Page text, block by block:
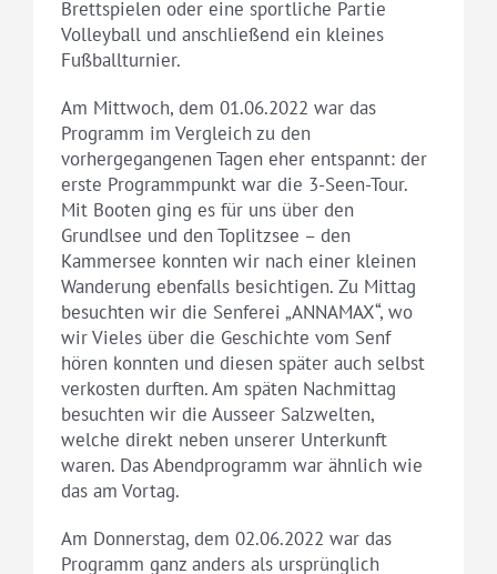
Brettspielen oder eine sportliche Partie
Volleyball und anschließend ein kleines
Fußballturnier.
Am Mittwoch, dem 01.06.2022 war das
Programm im Vergleich zu den
vorhergegangenen Tagen eher entspannt: der
erste Programmpunkt war die 3-Seen-Tour.
Mit Booten ging es für uns über den
Grundlsee und den Toplitzsee – den
Kammersee konnten wir nach einer kleinen
Wanderung ebenfalls besichtigen. Zu Mittag
besuchten wir die Senferei „ANNAMAX“, wo
wir Vieles über die Geschichte vom Senf
hören konnten und diesen später auch selbst
verkosten durften. Am späten Nachmittag
besuchten wir die Ausseer Salzwelten,
welche direkt neben unserer Unterkunft
waren. Das Abendprogramm war ähnlich wie
das am Vortag.
Am Donnerstag, dem 02.06.2022 war das
Programm ganz anders als ursprünglich